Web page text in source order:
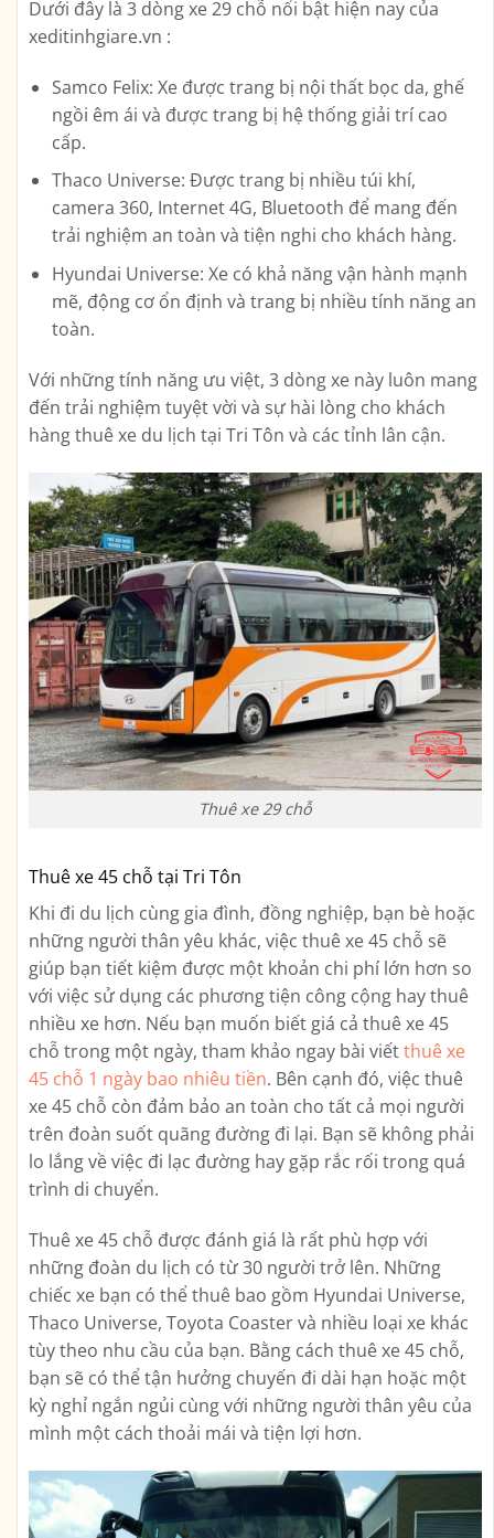
Dưới đây là 3 dòng xe 29 chỗ nổi bật hiện nay của
xeditinhgiare.vn :
Samco Felix: Xe được trang bị nội thất bọc da, ghế
ngồi êm ái và được trang bị hệ thống giải trí cao
cấp.
Thaco Universe: Được trang bị nhiều túi khí,
camera 360, Internet 4G, Bluetooth để mang đến
trải nghiệm an toàn và tiện nghi cho khách hàng.
Hyundai Universe: Xe có khả năng vận hành mạnh
mẽ, động cơ ổn định và trang bị nhiều tính năng an
toàn.
Với những tính năng ưu việt, 3 dòng xe này luôn mang
đến trải nghiệm tuyệt vời và sự hài lòng cho khách
hàng thuê xe du lịch tại Tri Tôn và các tỉnh lân cận.
Thuê xe 29 chỗ
Thuê xe 45 chỗ tại Tri Tôn
Khi đi du lịch cùng gia đình, đồng nghiệp, bạn bè hoặc
những người thân yêu khác, việc thuê xe 45 chỗ sẽ
giúp bạn tiết kiệm được một khoản chi phí lớn hơn so
với việc sử dụng các phương tiện công cộng hay thuê
nhiều xe hơn. Nếu bạn muốn biết giá cả thuê xe 45
chỗ trong một ngày, tham khảo ngay bài viếtthuê xe
45 chỗ 1 ngày bao nhiêu tiền. Bên cạnh đó, việc thuê
xe 45 chỗ còn đảm bảo an toàn cho tất cả mọi người
trên đoàn suốt quãng đường đi lại. Bạn sẽ không phải
lo lắng về việc đi lạc đường hay gặp rắc rối trong quá
trình di chuyển.
Thuê xe 45 chỗ được đánh giá là rất phù hợp với
những đoàn du lịch có từ 30 người trở lên. Những
chiếc xe bạn có thể thuê bao gồm Hyundai Universe,
Thaco Universe, Toyota Coaster và nhiều loại xe khác
tùy theo nhu cầu của bạn. Bằng cách thuê xe 45 chỗ,
bạn sẽ có thể tận hưởng chuyến đi dài hạn hoặc một
kỳ nghỉ ngắn ngủi cùng với những người thân yêu của
mình một cách thoải mái và tiện lợi hơn.